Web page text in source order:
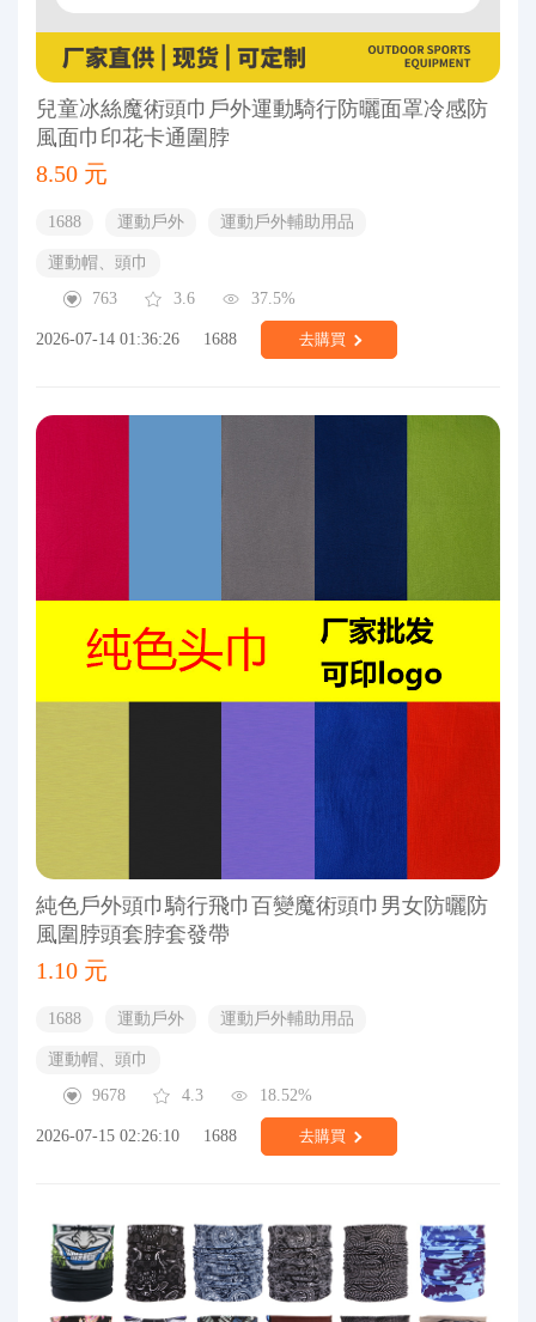
兒童冰絲魔術頭巾戶外運動騎行防曬面罩冷感防
風面巾印花卡通圍脖
8.50 元
1688 運動戶外 運動戶外輔助用品
運動帽、頭巾
763
3.6 37.5%
2026-07-14 01:36:26 1688 去購買
純色戶外頭巾騎行飛巾百變魔術頭巾男女防曬防
風圍脖頭套脖套發帶
1.10 元
1688 運動戶外 運動戶外輔助用品
運動帽、頭巾
9678
4.3 18.52%
2026-07-15 02:26:10 1688 去購買